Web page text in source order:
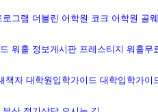
그램 더블린 어학원 코크 어학원 골
워홀 정보게시판 프레스티지 워홀무
책자 대학원입학가이드 대학입학가이